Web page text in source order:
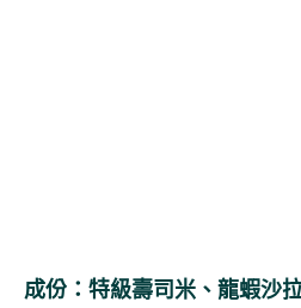
成份：特級壽司米、龍蝦沙